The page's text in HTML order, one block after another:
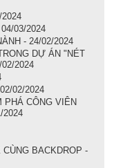
03/2024
- 24/02/2024
DỰ ÁN "NÉT
2024
02/2024
PHÁ CÔNG VIÊN
2024
BACKDROP -